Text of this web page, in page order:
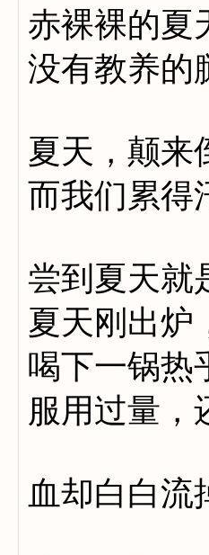
赤裸裸的夏
没有教养的
夏天，颠来
而我们累得
尝到夏天就
夏天刚出炉
喝下一锅热
服用过量，
血却白白流